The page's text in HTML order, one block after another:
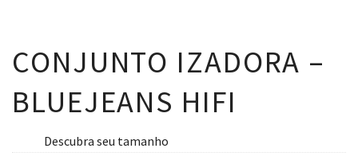
CONJUNTO IZADORA –
BLUEJEANS HIFI
Descubra seu tamanho